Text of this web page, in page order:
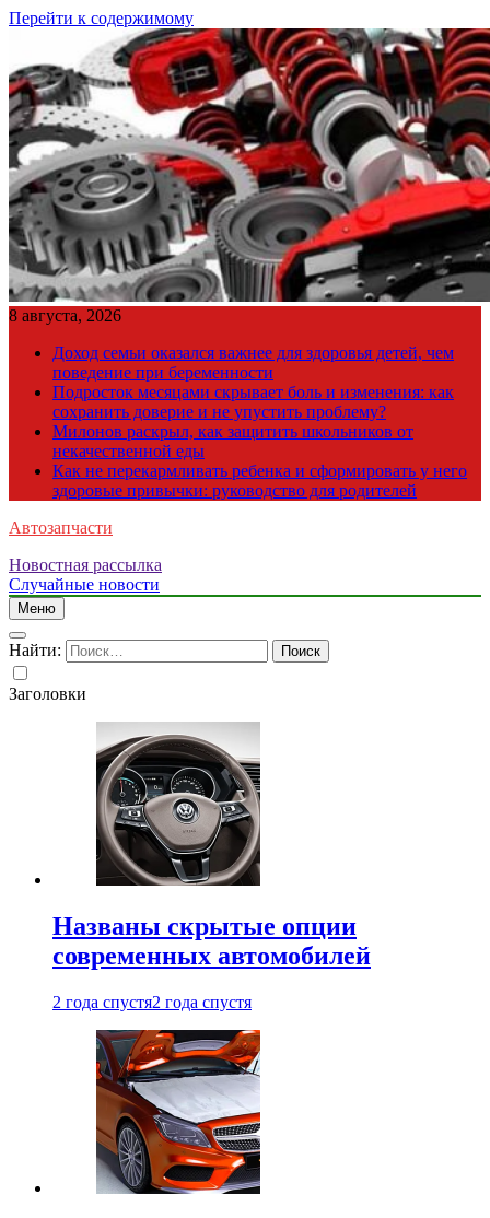
Перейти к содержимому
8 августа, 2026
Доход семьи оказался важнее для здоровья детей, чем
поведение при беременности
Подросток месяцами скрывает боль и изменения: как
сохранить доверие и не упустить проблему?
Милонов раскрыл, как защитить школьников от
некачественной еды
Как не перекармливать ребенка и сформировать у него
здоровые привычки: руководство для родителей
Автозапчасти
Новостная рассылка
Случайные новости
Меню
Найти:
Заголовки
Названы скрытые опции
современных автомобилей
2 года спустя2 года спустя